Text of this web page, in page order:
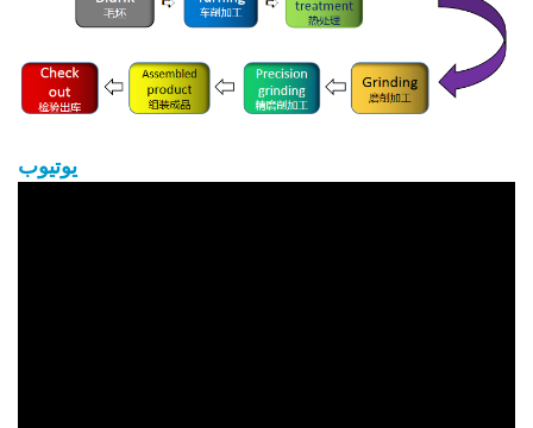
يوتيوب